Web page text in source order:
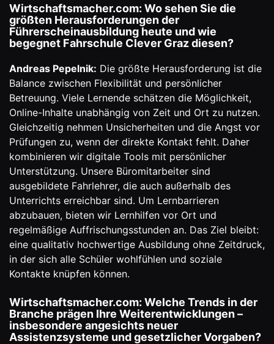
Wirtschaftsmacher.com: Wo sehen Sie die
größten Herausforderungen der
Führerscheinausbildung heute und wie
begegnet Fahrschule Clever Graz diesen?
Andreas Pepelnik: Die größte Herausforderung ist die
Balance zwischen Flexibilität und persönlicher
Betreuung. Viele Lernende schätzen die Möglichkeit,
Online-Inhalte unabhängig von Zeit und Ort zu nutzen.
Gleichzeitig nehmen Unsicherheiten und die Angst vor
Prüfungen zu, wenn der direkte Kontakt fehlt. Daher
kombinieren wir digitale Tools mit persönlicher
Unterstützung. Unsere Büromitarbeiter sind
ausgebildete Fahrlehrer, die auch außerhalb des
Unterrichts erreichbar sind. Um Lernbarrieren
abzubauen, bieten wir Lernhilfen vor Ort und
regelmäßige Auffrischungsstunden an. Das Ziel bleibt:
eine qualitativ hochwertige Ausbildung ohne Zeitdruck,
in der sich alle Schüler wohlfühlen und soziale
Kontakte knüpfen können.
Wirtschaftsmacher.com: Welche Trends in der
Branche prägen Ihre Weiterentwicklungen –
insbesondere angesichts neuer
Assistenzsysteme und gesetzlicher Vorgaben?